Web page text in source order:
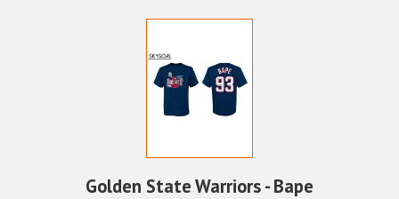
Golden State Warriors - Bape